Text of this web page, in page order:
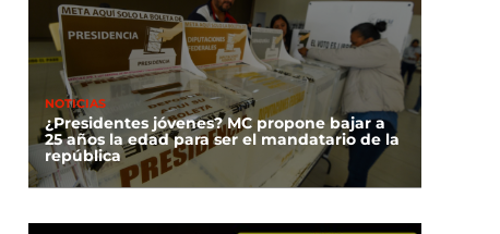
NOTICIAS
¿Presidentes jóvenes? MC propone bajar a
25 años la edad para ser el mandatario de la
república